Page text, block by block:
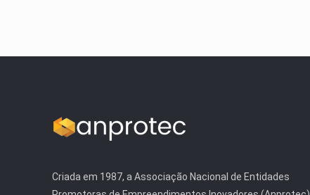
Criada em 1987, a Associação Nacional de Entidades